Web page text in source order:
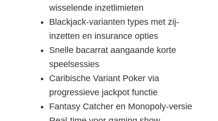
wisselende inzetlimieten
Blackjack-varianten types met zij-
inzetten en insurance opties
Snelle bacarrat aangaande korte
speelsessies
Caribische Variant Poker via
progressieve jackpot functie
Fantasy Catcher en Monopoly-versie